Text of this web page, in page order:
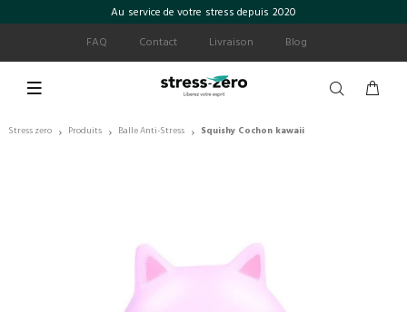
Au service de votre stress depuis 2020
FAQ
Contact Livraison Blog
Stress zero › Produits › Balle Anti-Stress › Squishy Cochon kawaii